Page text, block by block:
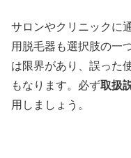
サロンやクリニックに
用脱毛器も選択肢の一
は限界があり、誤った
もなります。必ず取扱
用しましょう。